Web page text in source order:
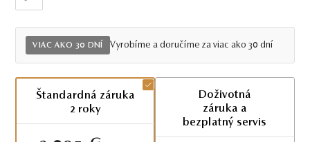
VIAC AKO 30 DNÍ Vyrobíme a doručíme za viac ako 30 dní
Štandardná záruka
2 roky
Doživotná
záruka a
bezplatný servis